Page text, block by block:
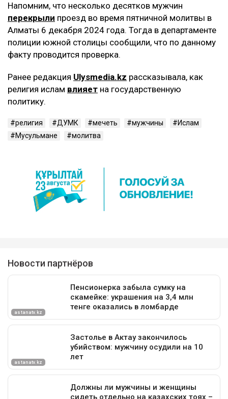
Напомним, что несколько десятков мужчин
перекрыли проезд во время пятничной молитвы в
Алматы 6 декабря 2024 года. Тогда в департаменте
полиции южной столицы сообщили, что по данному
факту проводится проверка.
Ранее редакция Ulysmedia.kz рассказывала, как
религия ислам влияет на государственную
политику.
религия ДУМК мечеть мужчины
Ислам
Мусульмане
молитва